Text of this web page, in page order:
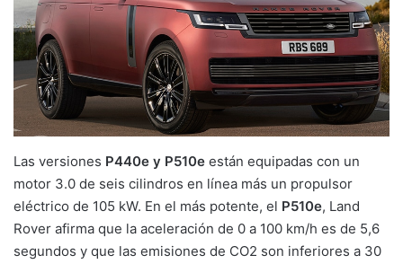
Las versiones P440e y P510e están equipadas con un
motor 3.0 de seis cilindros en línea más un propulsor
eléctrico de 105 kW. En el más potente, el P510e, Land
Rover afirma que la aceleración de 0 a 100 km/h es de 5,6
segundos y que las emisiones de CO2 son inferiores a 30